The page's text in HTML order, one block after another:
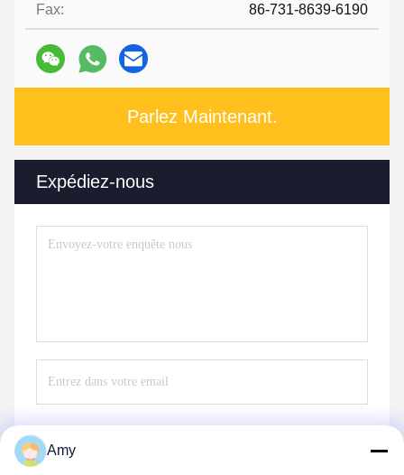
Fax: 86-731-8639-6190
Parlez Maintenant.
Expédiez-nous
Amy